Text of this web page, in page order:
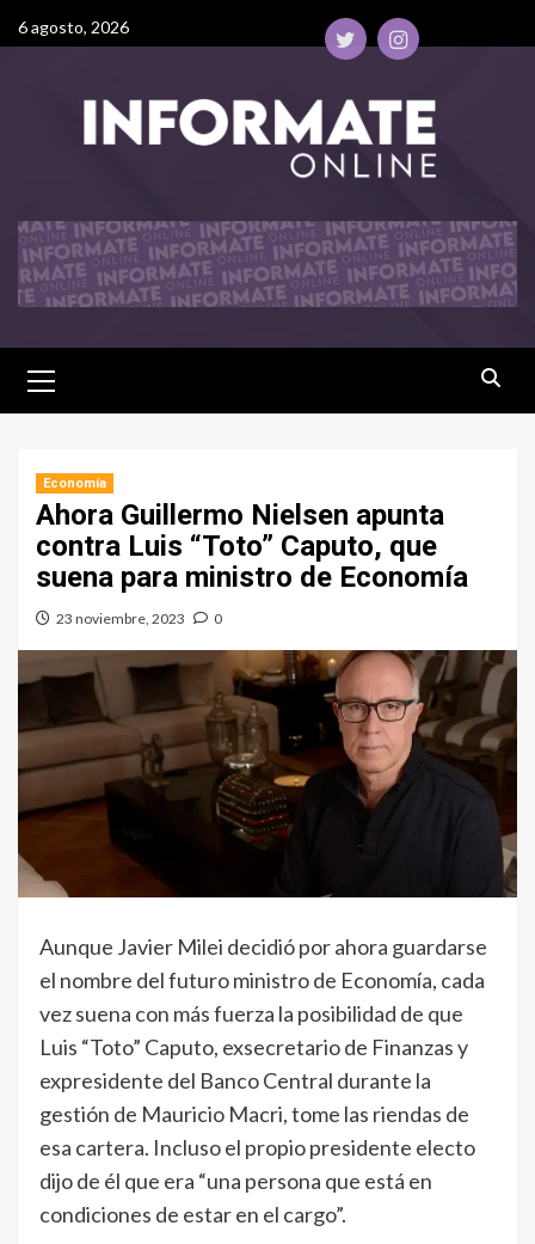
6 agosto, 2026
Economía
Ahora Guillermo Nielsen apunta
contra Luis “Toto” Caputo, que
suena para ministro de Economía
23 noviembre, 2023 0
Aunque Javier Milei decidió por ahora guardarse
el nombre del futuro ministro de Economía, cada
vez suena con más fuerza la posibilidad de que
Luis “Toto” Caputo, exsecretario de Finanzas y
expresidente del Banco Central durante la
gestión de Mauricio Macri, tome las riendas de
esa cartera. Incluso el propio presidente electo
dijo de él que era “una persona que está en
condiciones de estar en el cargo”.